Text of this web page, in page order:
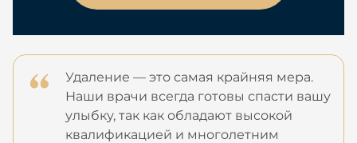
Удаление — это самая крайняя мера.
Наши врачи всегда готовы спасти вашу
улыбку, так как обладают высокой
квалификацией и многолетним